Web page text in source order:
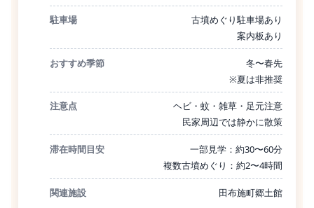
駐車場
古墳めぐり駐車場あり
案内板あり
おすすめ季節
冬〜春先
※夏は非推奨
注意点
ヘビ・蚊・雑草・足元注意
民家周辺では静かに散策
滞在時間目安
一部見学：約30〜60分
複数古墳めぐり：約2〜4時間
関連施設 田布施町郷土館